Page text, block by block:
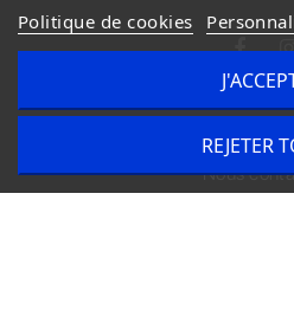
Conditions
Nous
Politique de cookies
REJETER